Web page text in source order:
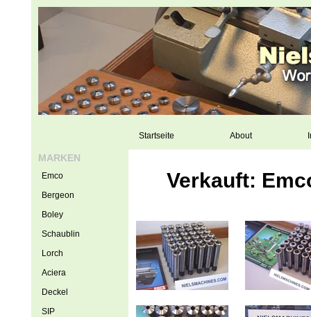
Startseite About
Verkauft:
MARKEN
Emco
Bergeon
Boley
Schaublin
Lorch
Aciera
Deckel
SIP